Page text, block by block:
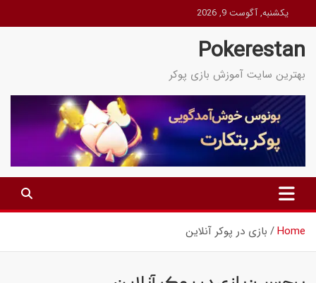
to
content
یکشنبه, آگوست 9, 2026
Pokerestan
بهترین سایت آموزش بازی پوکر
Home بازی در پوکر آنلاین